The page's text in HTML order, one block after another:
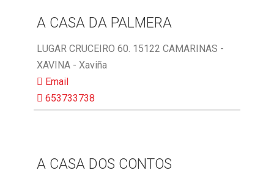
A CASA DA PALMERA
LUGAR CRUCEIRO 60. 15122 CAMARINAS -
XAVINA - Xaviña
Email
653733738
A CASA DOS CONTOS